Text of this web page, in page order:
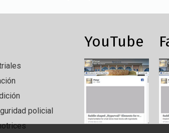
policial
YouTube